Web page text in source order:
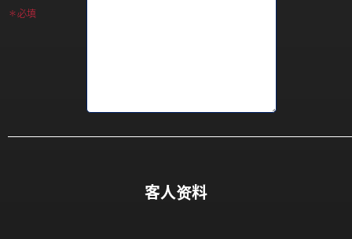
＊必填
客人资料